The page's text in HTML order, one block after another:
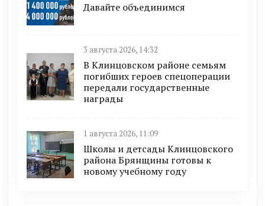
Давайте объединимся
3 августа 2026, 14:32
В Клинцовском районе семьям
погибших героев спецоперации
передали государственные
награды
1 августа 2026, 11:09
Школы и детсады Клинцовского
района Брянщины готовы к
новому учебному году